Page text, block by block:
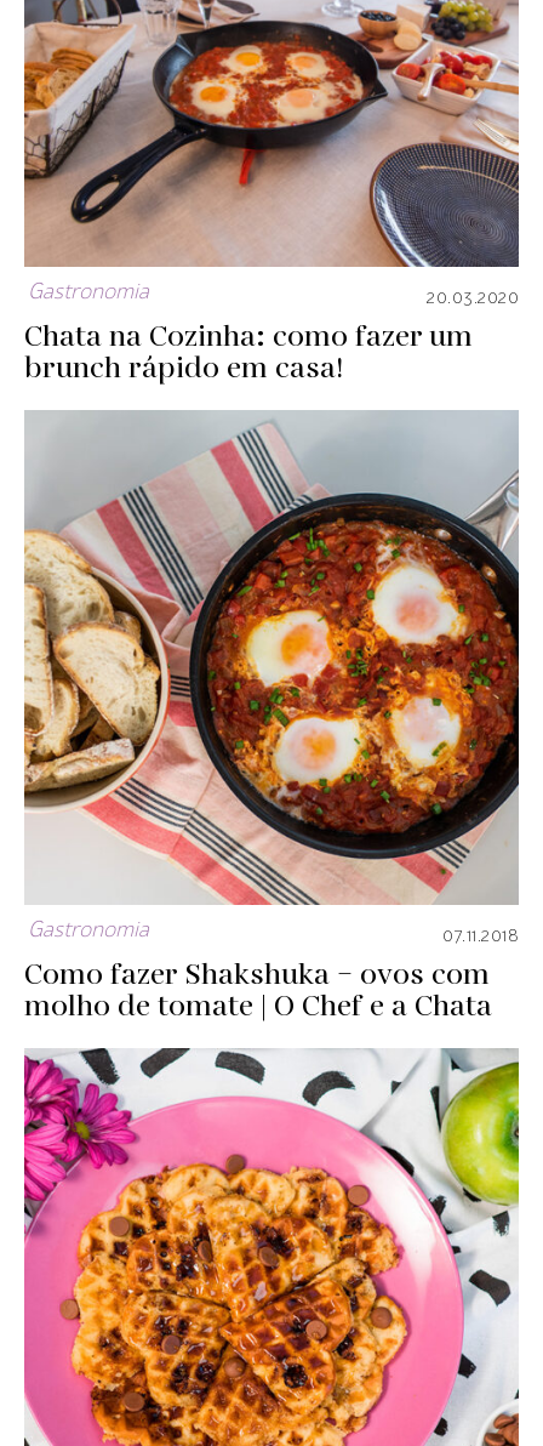
Gastronomia 20.03.2020
Chata na Cozinha: como fazer um
brunch rápido em casa!
Gastronomia 07.11.2018
Como fazer Shakshuka – ovos com
molho de tomate | O Chef e a Chata